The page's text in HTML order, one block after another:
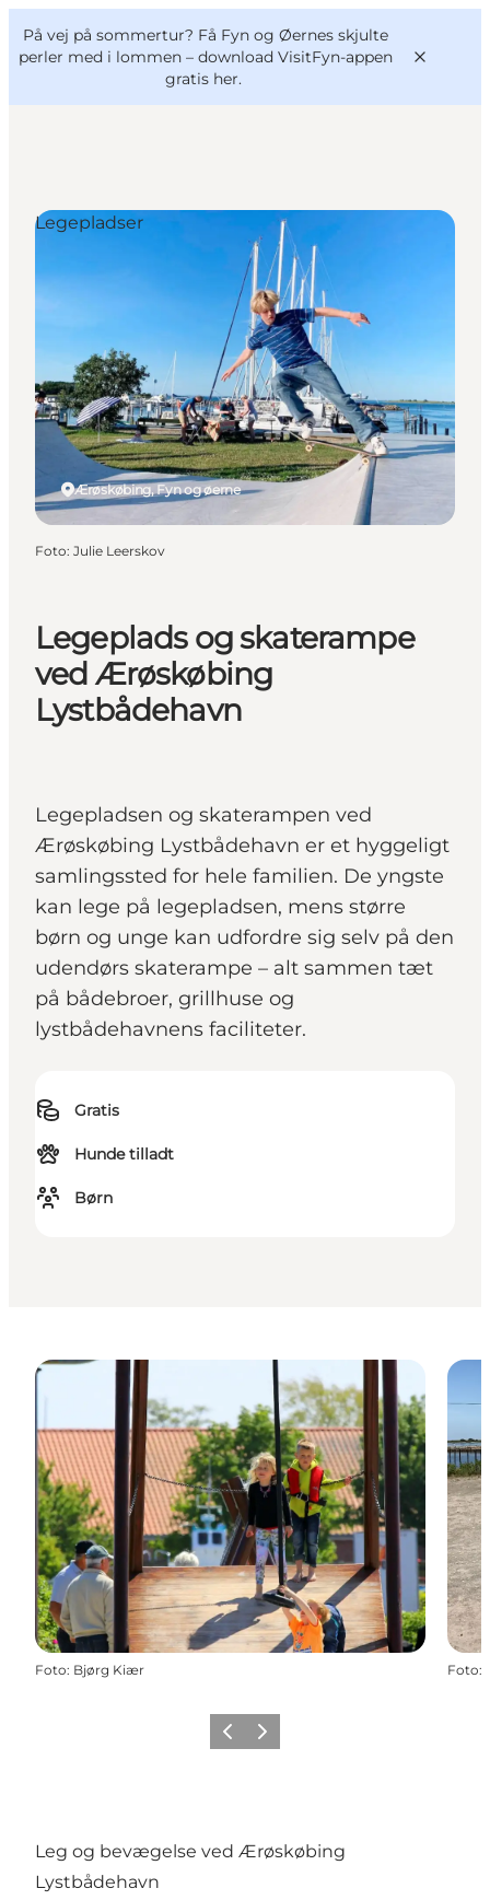
På vej på sommertur? Få Fyn og Øernes skjulte
perler med i lommen – download VisitFyn-appen
gratis her.
Oplevelser
Outdoor
Mad og drikke
Book lokale oplevelser
VisitFyn
Deutsch
Legeplads og skaterampe
ved Ærøskøbing
Lystbådehavn
Legepladsen og skaterampen ved
Ærøskøbing Lystbådehavn er et hyggeligt
samlingssted for hele familien. De yngste
kan lege på legepladsen, mens større
børn og unge kan udfordre sig selv på den
udendørs skaterampe – alt sammen tæt
på bådebroer, grillhuse og
lystbådehavnens faciliteter.
Gratis
Hunde tilladt
Børn
Ærøskøbing, Fyn og øerne
Legepladser
Foto: Julie Leerskov
Foto: Bjørg Kiær Foto:
ForrigeNæste
Leg og bevægelse ved Ærøskøbing
Lystbådehavn